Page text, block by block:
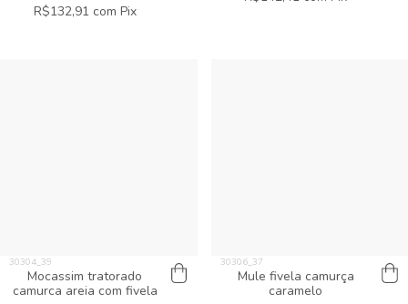
R$132,91 com Pix
Mocassim tratorado
camurca areia com fivela
Mule fivela camurça
caramelo